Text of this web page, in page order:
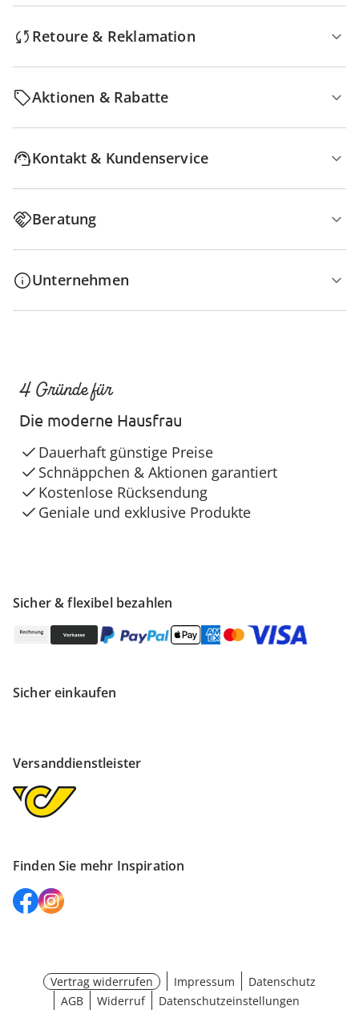
Retoure & Reklamation
Aktionen & Rabatte
Kontakt & Kundenservice
Beratung
Unternehmen
Sicher & flexibel bezahlen
Sicher einkaufen
Versanddienstleister
Finden Sie mehr Inspiration
4 Gründe für
Die moderne Hausfrau
Dauerhaft günstige Preise
Schnäppchen & Aktionen garantiert
Kostenlose Rücksendung
Geniale und exklusive Produkte
Vertrag widerrufen Impressum
Datenschutz
AGB
Widerruf Datenschutzeinstellungen